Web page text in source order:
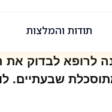
תודות והמלצות
שלי, בפעם הראשונה
שבעתיים.